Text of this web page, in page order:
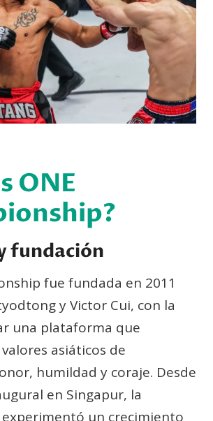
ONE
fundación
fue fundada en 2011
y Victor Cui, con la
una plataforma que
asiáticos de
humildad y coraje. Desde
en Singapur, la
un crecimiento